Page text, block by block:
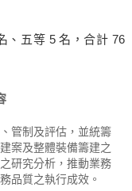
、五等 5 名，合計 76
管制及評估，並統籌
案及整體裝備籌建之
研究分析，推動業務
品質之執行成效。